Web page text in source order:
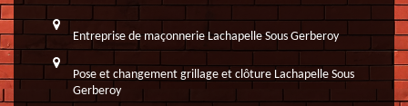
Entreprise de maçonnerie Lachapelle Sous Gerberoy
Pose et changement grillage et clôture Lachapelle Sous
Gerberoy